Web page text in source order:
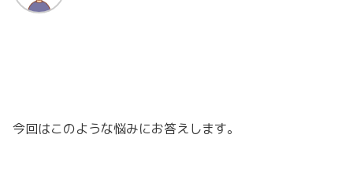
今回はこのような悩みにお答えします。